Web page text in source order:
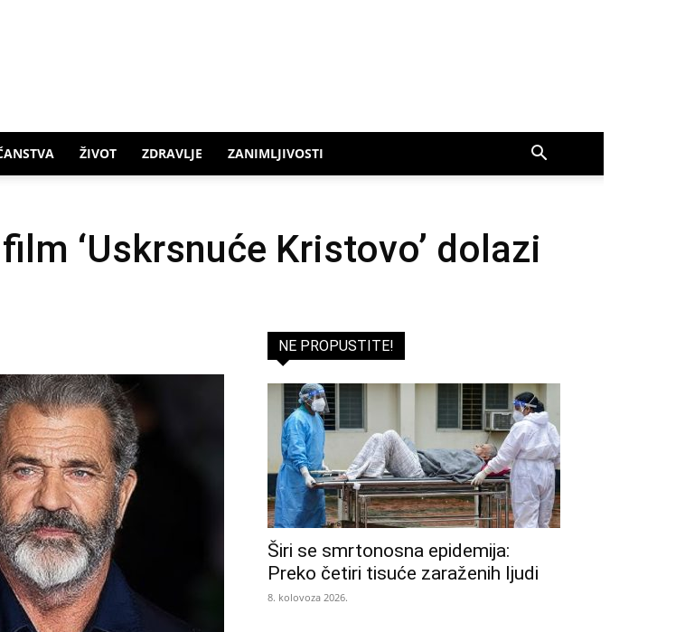
ŽIVOT ZDRAVLJE ZANIMLJIVOSTI
‘Uskrsnuće Kristovo’ dolazi
NE PROPUSTITE!
Širi se smrtonosna epidemija:
Preko četiri tisuće zaraženih ljudi
8. kolovoza 2026.